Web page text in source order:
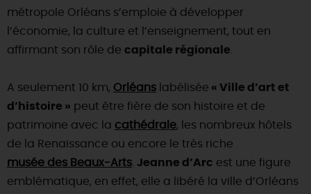
métropole Orléans s’emploie à développer
l’économie, la culture et l’enseignement, tout en
affirmant son rôle de capitale régionale
A seulement 10 km, Orléans labélisée « Ville d’art et
d’histoire » peut être fière de son histoire et de
patrimoine avec la cathédrale, les nombreux hôtels
de la Renaissance ou encore le très riche
musée des Beaux-Arts Jeanne d’Arc est une figure
emblématique, en effet, elle a libéré la ville d’Orléans